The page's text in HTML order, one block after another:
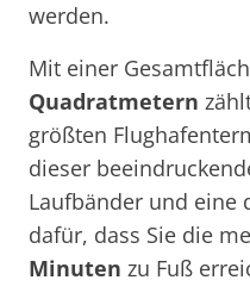
werden.
Mit einer
Quadratmetern
größten
dieser
Laufbänder und eine
dafür, dass Sie die
Minuten zu Fuß